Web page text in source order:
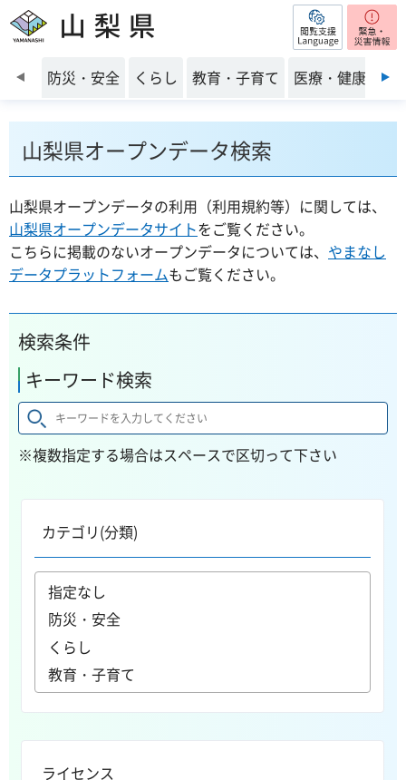
山梨県 閲覧支援
前のスライドを表示
防災・安全 くらし 教育・子育て 医療・健康・福
山梨県オープンデータ検索
山梨県オープンデータの利用（利用規約等）に関しては、
山梨県オープンデータサイトをご覧ください。
こちらに掲載のないオープンデータについては、 やまなし
データプラットフォームもご覧ください。
検索条件
キーワード検索
※複数指定する場合はスペースで区切って下さい
カテゴリ(分類)
ライセンス